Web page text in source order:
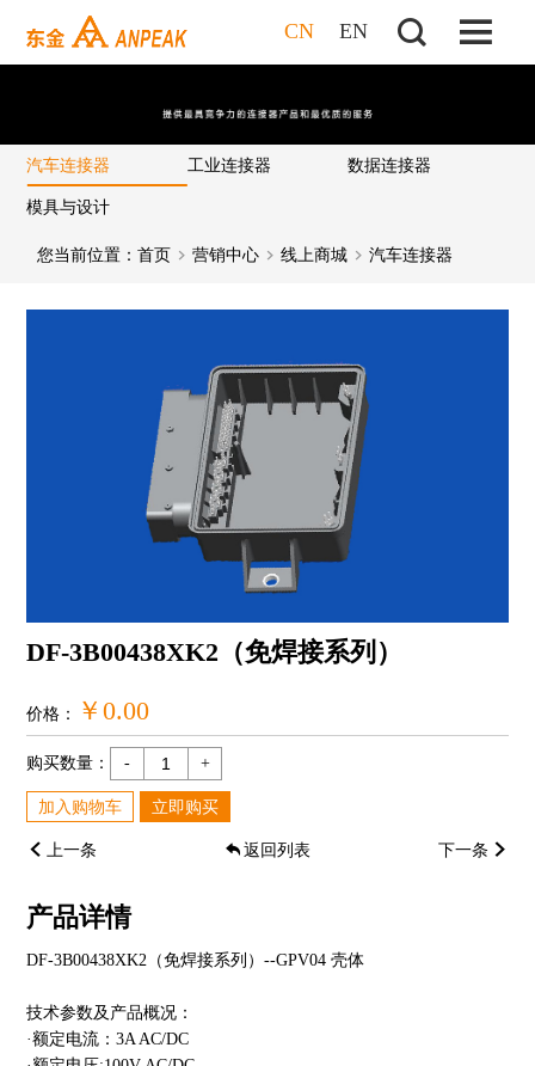
CN EN
汽车连接器 工业连接器 数据连接器
模具与设计
您当前位置：首页 营销中心 线上商城 汽车连接器
DF-3B00438XK2（免焊接系列）
价格： ￥0.00
购买数量： - +
加入购物车 立即购买
上一条 返回列表 下一条
产品详情
DF-3B00438XK2（免焊接系列）--GPV04 壳体
技术参数及产品概况：
·额定电流：3A AC/DC